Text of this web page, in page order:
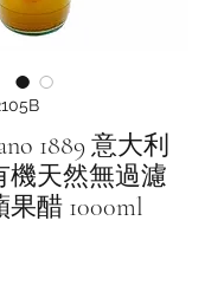
1889 意大利
機天然無過濾
醋 1000ml